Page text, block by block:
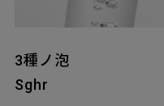
3種ノ泡
Sghr